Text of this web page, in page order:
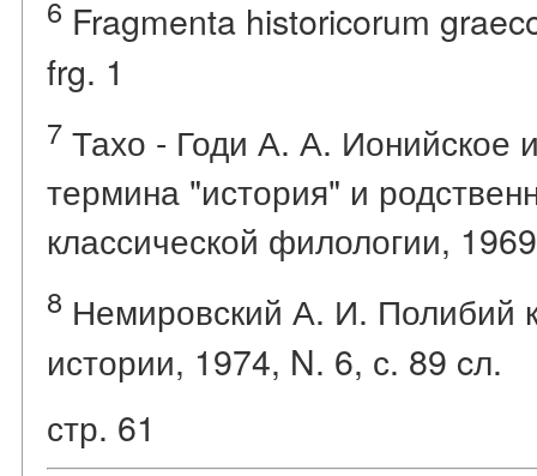
6 Fragmenta historicorum
frg. 1
7 Тахо - Годи А. А. Ионийское
термина "история" и
классической филологии,
8 Немировский А. И. Полибий
истории, 1974, N. 6, с. 89 cл.
стр. 61